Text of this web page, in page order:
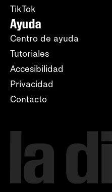
TikTok
Ayuda
Centro de ayuda
Tutoriales
Accesibilidad
Privacidad
Contacto